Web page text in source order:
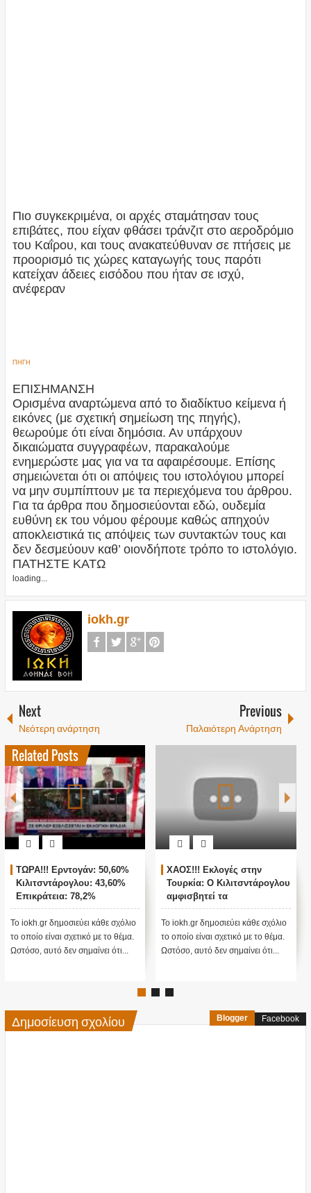
Πιο συγκεκριμένα, οι αρχές σταμάτησαν τους
επιβάτες, που είχαν φθάσει τράνζιτ στο αεροδρόμιο
του Καΐρου, και τους ανακατεύθυναν σε πτήσεις με
προορισμό τις χώρες καταγωγής τους παρότι
κατείχαν άδειες εισόδου που ήταν σε ισχύ,
ανέφεραν
ΠΗΓΗ
ΕΠΙΣΗΜΑΝΣΗ
Ορισμένα αναρτώμενα από το διαδίκτυο κείμενα ή
εικόνες (με σχετική σημείωση της πηγής),
θεωρούμε ότι είναι δημόσια. Αν υπάρχουν
δικαιώματα συγγραφέων, παρακαλούμε
ενημερώστε μας για να τα αφαιρέσουμε. Επίσης
σημειώνεται ότι οι απόψεις του ιστολόγιου μπορεί
να μην συμπίπτουν με τα περιεχόμενα του άρθρου.
Για τα άρθρα που δημοσιεύονται εδώ, ουδεμία
ευθύνη εκ του νόμου φέρουμε καθώς απηχούν
αποκλειστικά τις απόψεις των συντακτών τους και
δεν δεσμεύουν καθ’ οιονδήποτε τρόπο το ιστολόγιο.
ΠΑΤΗΣΤΕ ΚΑΤΩ
loading...
iokh.gr
Next
Νεότερη ανάρτηση
Previous
Παλαιότερη Ανάρτηση
Related Posts
ΤΩΡΑ!!! Ερντογάν: 50,60%
Κιλιτσντάρογλου: 43,60%
Επικράτεια: 78,2%
Το iokh.gr δημοσιεύει κάθε σχόλιο
το οποίο είναι σχετικό με το θέμα.
Ωστόσο, αυτό δεν σημαίνει ότι...
ΧΑΟΣ!!! Εκλογές στην
Τουρκία: Ο Κιλιτσντάρογλου
αμφισβητεί τα
αποτελέσματα θα γίνουν
ενστάσεις...
Το iokh.gr δημοσιεύει κάθε σχόλιο
το οποίο είναι σχετικό με το θέμα.
Ωστόσο, αυτό δεν σημαίνει ότι...
Δημοσίευση σχολίου Blogger Facebook